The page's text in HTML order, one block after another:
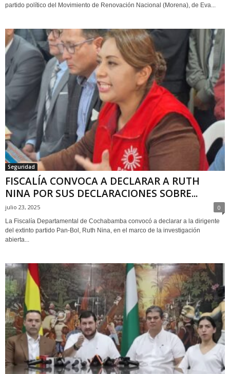
partido político del Movimiento de Renovación Nacional (Morena), de Eva...
Seguridad
FISCALÍA CONVOCA A DECLARAR A RUTH
NINA POR SUS DECLARACIONES SOBRE...
julio 23, 2025 0
La Fiscalía Departamental de Cochabamba convocó a declarar a la dirigente
del extinto partido Pan-Bol, Ruth Nina, en el marco de la investigación
abierta...